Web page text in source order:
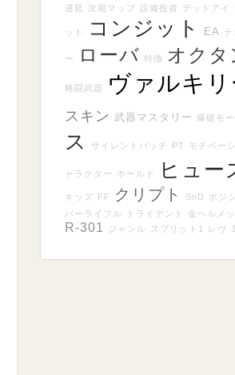
遅延
次期マップ 設備投資 デッドアイ
ット コンジット EA テ
ー ローバ 特徴 オクタ
格闘武器 ヴァルキリ
スキン 武器マスタリー 爆破モー
ス
サイレントパッチ PT モチベー
ャラクター ホールド ヒュー
キッズ FF クリプト SnD ポジ
パーライフル
トライデント 金ヘルメッ
R-301 ジャンル スプリット1 レヴ